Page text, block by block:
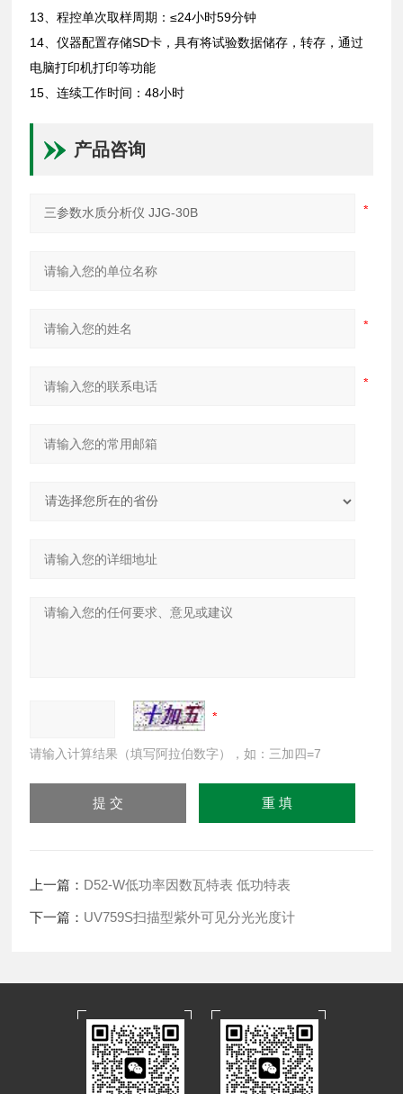
13、程控单次取样周期：≤24小时59分钟
14、仪器配置存储SD卡，具有将试验数据储存，转存，通过
电脑打印机打印等功能
15、连续工作时间：48小时
产品咨询
请输入计算结果（填写阿拉伯数字），如：三加四=7
上一篇： D52-W低功率因数瓦特表 低功特表
下一篇： UV759S扫描型紫外可见分光光度计